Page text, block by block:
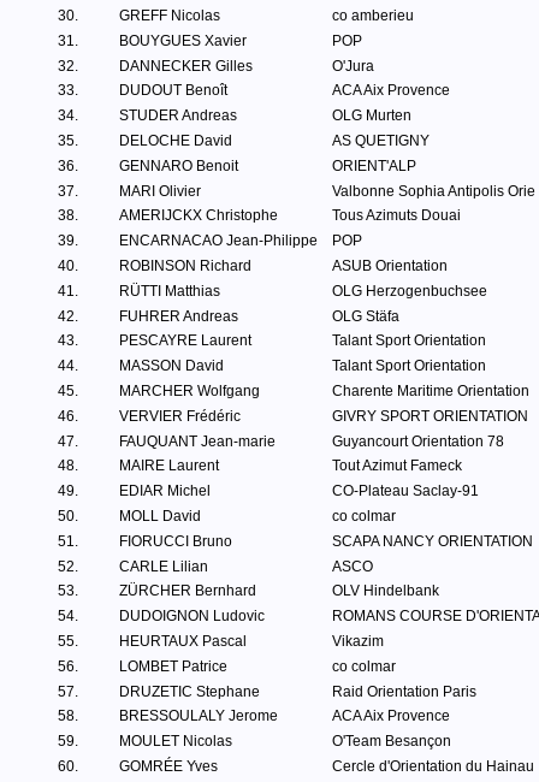
30.
GREFF Nicolas
co amberieu
31.
BOUYGUES Xavier
POP
32.
DANNECKER Gilles
O'Jura
33.
DUDOUT Benoît
ACA Aix Provence
34.
STUDER Andreas
OLG Murten
35.
DELOCHE David
AS QUETIGNY
36.
GENNARO Benoit
ORIENT'ALP
37.
MARI Olivier
Valbonne Sophia Antipolis Orie
38.
AMERIJCKX Christophe
Tous Azimuts Douai
39.
ENCARNACAO Jean-Philippe
POP
40.
ROBINSON Richard
ASUB Orientation
41.
RÜTTI Matthias
OLG Herzogenbuchsee
42.
FUHRER Andreas
OLG Stäfa
43.
PESCAYRE Laurent
Talant Sport Orientation
44.
MASSON David
Talant Sport Orientation
45.
MARCHER Wolfgang
Charente Maritime Orientation
46.
VERVIER Frédéric
GIVRY SPORT ORIENTATION
47.
FAUQUANT Jean-marie
Guyancourt Orientation 78
48.
MAIRE Laurent
Tout Azimut Fameck
49.
EDIAR Michel
CO-Plateau Saclay-91
50.
MOLL David
co colmar
51.
FIORUCCI Bruno
SCAPA NANCY ORIENTATION
52.
CARLE Lilian
ASCO
53.
ZÜRCHER Bernhard
OLV Hindelbank
54.
DUDOIGNON Ludovic
ROMANS COURSE
55.
HEURTAUX Pascal
Vikazim
56.
LOMBET Patrice
co colmar
57.
DRUZETIC Stephane
Raid Orientation Paris
58.
BRESSOULALY Jerome
ACA Aix Provence
59.
MOULET Nicolas
O'Team Besançon
60.
GOMRÉE Yves
Cercle d'Orientation du Hainau